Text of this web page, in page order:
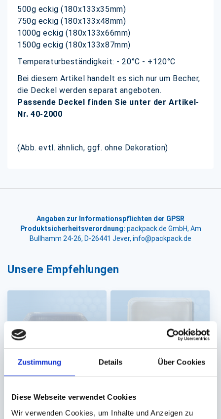
Zustimmung Details Über Cookies
Diese Webseite verwendet Cookies
Wir verwenden Cookies, um Inhalte und Anzeigen zu
500g eckig (180x133x35mm)
750g eckig (180x133x48mm)
1000g eckig (180x133x66mm)
1500g eckig (180x133x87mm)
Temperaturbeständigkeit: - 20°C - +120°C
Bei diesem Artikel handelt es sich nur um Becher,
die Deckel werden separat angeboten.
Passende Deckel finden Sie unter der Artikel-
Nr. 40-2000
(Abb. evtl. ähnlich, ggf. ohne Dekoration)
Angaben zur Informationspflichten der GPSR
Produktsicherheitsverordnung: packpack.de GmbH, Am
Bullhamm 24-26, D-26441 Jever, info@packpack.de
Unsere Empfehlungen
Becher PP eckig
180x133x35mm 500ml
Deckel PP transparent
180x133mm